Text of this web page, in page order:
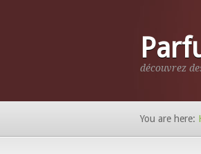
découvrez
You are here: